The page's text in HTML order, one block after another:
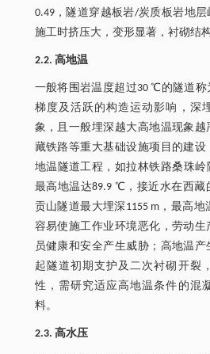
0.49，隧道穿越板岩/炭质板岩地层
施工时挤压大，变形显著，衬砌结
2.2. 高地温
一般将围岩温度超过30 ℃的隧道称
梯度及活跃的构造运动影响，深
象，且一般埋深越大高地温现象越
藏铁路等重大基础设施项目的建设
地温隧道工程，如拉林铁路桑珠岭
最高地温达89.9 ℃，接近水在西藏
贡山隧道最大埋深1155 m，最高
容易使施工作业环境恶化，劳动生
员健康和安全产生威胁；高地温产
起隧道初期支护及二次衬砌开裂
性，需研究适应高地温条件的混
料。
2.3. 高水压